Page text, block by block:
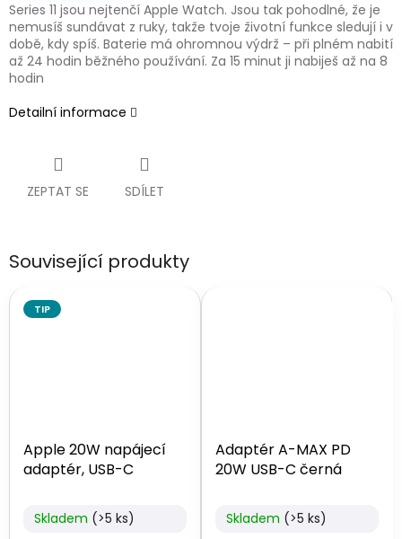
Series 11 jsou nejtenčí Apple Watch. Jsou tak pohodlné, že je
nemusíš sundávat z ruky, takže tvoje životní funkce sledují i v
době, kdy spíš. Baterie má ohromnou výdrž – při plném nabití
až 24 hodin běžného používání. Za 15 minut ji nabiješ až na 8
hodin
Detailní informace
ZEPTAT SE SDÍLET
Související produkty
TIP
Apple 20W napájecí
adaptér, USB-C
Skladem (>5 ks)
Adaptér A-MAX PD
20W USB-C černá
Skladem (>5 ks)